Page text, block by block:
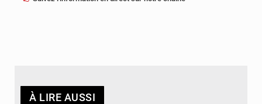
À LIRE AUSSI